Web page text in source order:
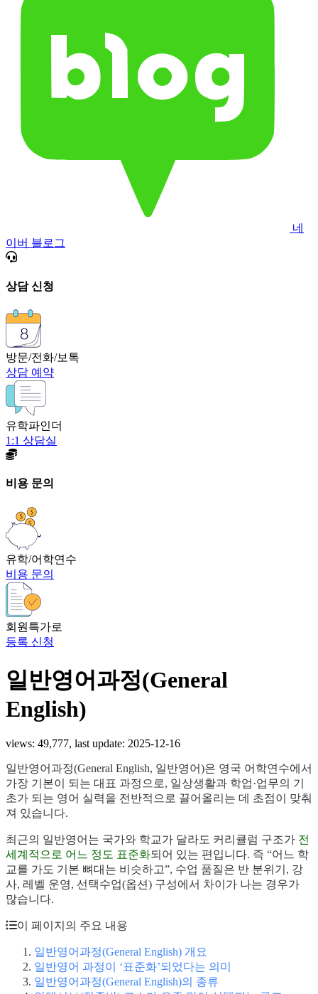
네
이버 블로그
상담 신청
방문/전화/보톡
상담 예약
유학파인더
1:1 상담실
비용 문의
유학/어학연수
비용 문의
회원특가로
등록 신청
일반영어과정(General
English)
views: 49,777, last update: 2025-12-16
일반영어과정(General English, 일반영어)은 영국 어학연수에서
가장 기본이 되는 대표 과정으로, 일상생활과 학업·업무의 기
초가 되는 영어 실력을 전반적으로 끌어올리는 데 초점이 맞춰
져 있습니다.
최근의 일반영어는 국가와 학교가 달라도 커리큘럼 구조가 전
세계적으로 어느 정도 표준화되어 있는 편입니다. 즉 “어느 학
교를 가도 기본 뼈대는 비슷하고”, 수업 품질은 반 분위기, 강
사, 레벨 운영, 선택수업(옵션) 구성에서 차이가 나는 경우가
많습니다.
이 페이지의 주요 내용
일반영어과정(General English) 개요
일반영어 과정이 ‘표준화’되었다는 의미
일반영어과정(General English)의 종류